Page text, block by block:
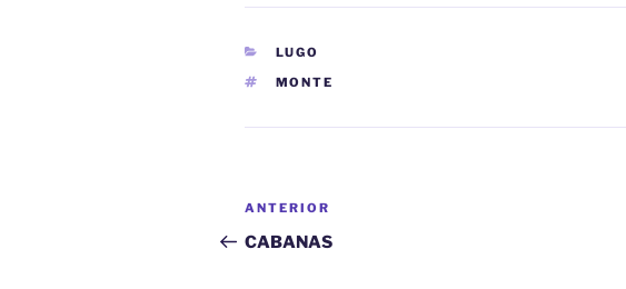
CATEGORÍAS
LUGO
ETIQUETAS
MONTE
Navegación
de
Entrada
anterior:
ANTERIOR
CABANAS